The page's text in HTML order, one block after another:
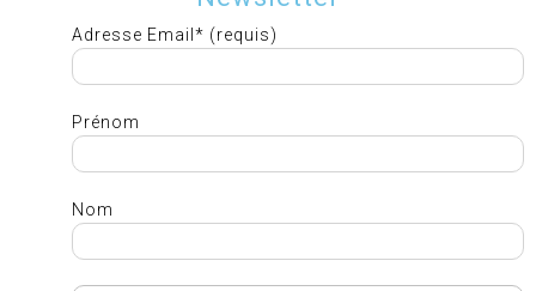
Adresse Email* (requis)
Prénom
Nom